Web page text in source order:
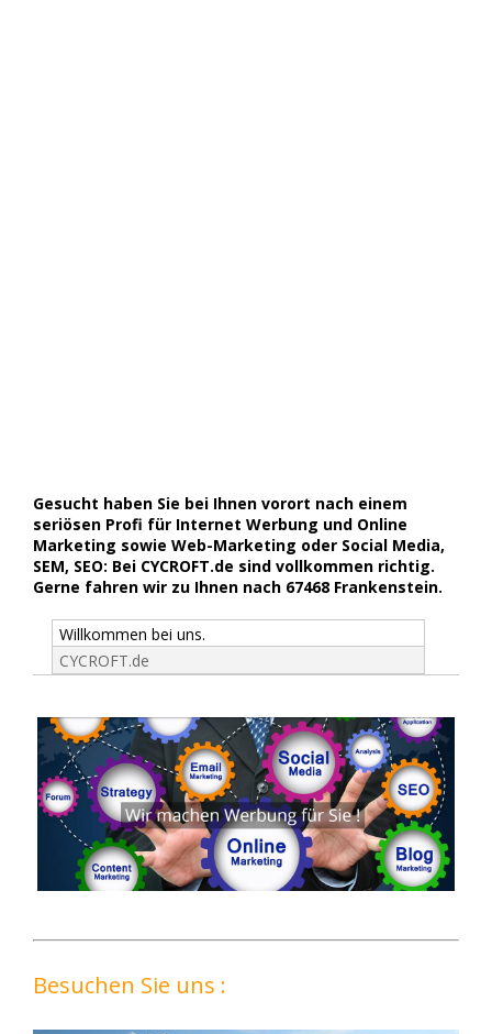
Gesucht haben Sie bei Ihnen vorort nach einem
seriösen Profi für Internet Werbung und Online
Marketing sowie Web-Marketing oder Social Media,
SEM, SEO: Bei CYCROFT.de sind vollkommen richtig.
Gerne fahren wir zu Ihnen nach 67468 Frankenstein.
Willkommen bei uns.
CYCROFT.de
Besuchen Sie uns :